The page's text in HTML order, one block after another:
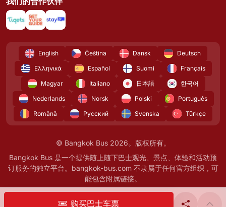
购买巴士车票
English Čeština Dansk
Deutsch
Ελληνικά
Español Suomi
Français
Magyar
Italiano 日本語
한국어
Nederlands
Norsk Polski
Português
Română
Русский Svenska Türkçe
© Bangkok Bus 2026。版权所有。
Bangkok Bus 是一个提供随上随下巴士观光、景点、体验和活动预
订服务的独立平台。bangkok-bus.com 不隶属于任何官方组织，可
能包含附属链接。